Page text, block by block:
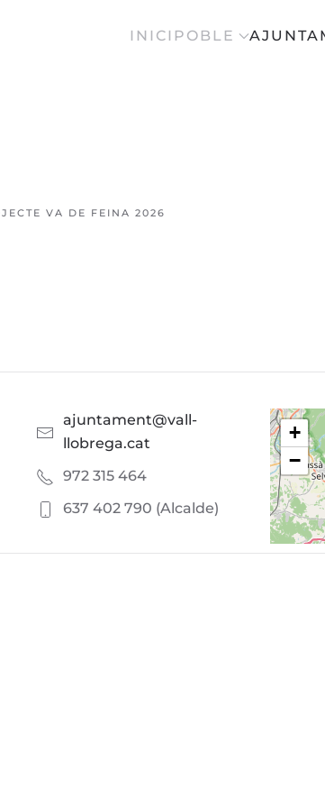
INICI POBLE
VA DE FEINA 2026
ajuntament@vall-
llobrega.cat
972 315 464
637 402 790 (Alcalde)
+
−